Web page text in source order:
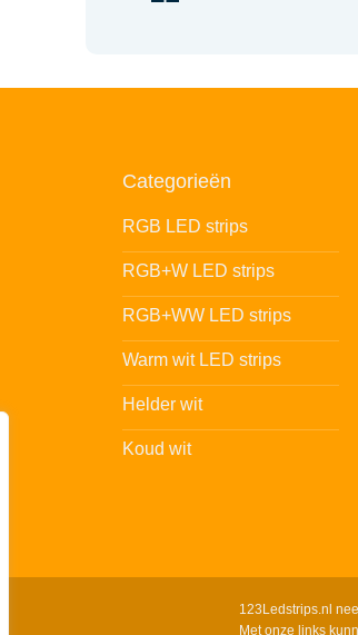
Categorieën
RGB LED strips
RGB+W LED strips
RGB+WW LED strips
Warm wit LED strips
Helder wit
Koud wit
123Ledstrips.nl
Met onze links